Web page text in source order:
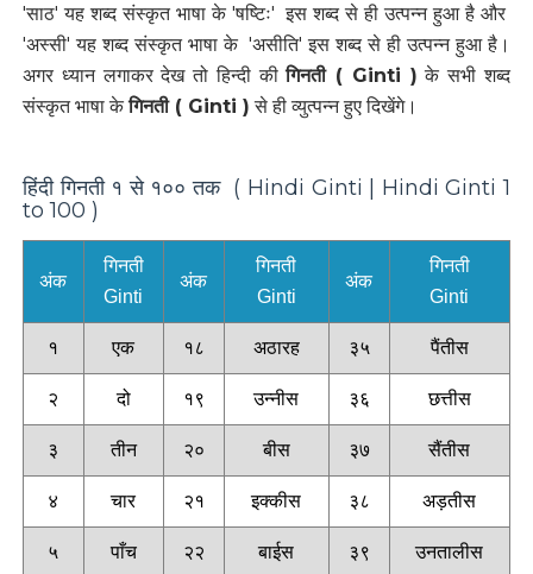
'साठ' यह शब्द संस्कृत भाषा के 'षष्टिः' इस शब्द से ही उत्पन्न हुआ है और
'अस्सी' यह शब्द संस्कृत भाषा के 'असीति' इस शब्द से ही उत्पन्न हुआ है।
अगर ध्यान लगाकर देख तो हिन्दी कीगिनती ( Ginti ) के सभी शब्द
संस्कृत भाषा केगिनती ( Ginti ) से ही व्युत्पन्न हुए दिखेंगे।
हिंदी गिनती १ से १०० तक ( Hindi Ginti | Hindi Ginti 1
to 100 )
अंक
गिनती
Ginti
अंक
गिनती
Ginti
अंक
गिनती
Ginti
१ एक १८ अठारह ३५ पैंतीस
२ दो १९ उन्नीस ३६ छत्तीस
३ तीन २० बीस ३७ सैंतीस
४ चार २१ इक्कीस ३८ अड़तीस
५ पाँच २२ बाईस ३९ उनतालीस